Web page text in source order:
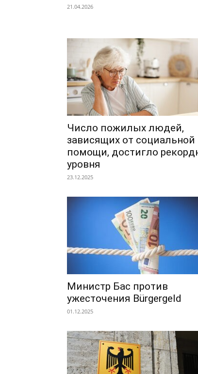
21.04.2026
Число пожилых людей,
зависящих от социальной
помощи, достигло
уровня
23.12.2025
Министр Бас против
ужесточения Bürgergeld
01.12.2025